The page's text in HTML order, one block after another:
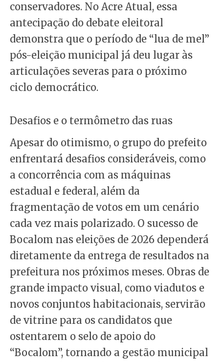
conservadores. No Acre Atual, essa
antecipação do debate eleitoral
demonstra que o período de “lua de mel”
pós-eleição municipal já deu lugar às
articulações severas para o próximo
ciclo democrático.
Desafios e o termômetro das ruas
Apesar do otimismo, o grupo do prefeito
enfrentará desafios consideráveis, como
a concorrência com as máquinas
estadual e federal, além da
fragmentação de votos em um cenário
cada vez mais polarizado. O sucesso de
Bocalom nas eleições de 2026 dependerá
diretamente da entrega de resultados na
prefeitura nos próximos meses. Obras de
grande impacto visual, como viadutos e
novos conjuntos habitacionais, servirão
de vitrine para os candidatos que
ostentarem o selo de apoio do
“Bocalom”, tornando a gestão municipal